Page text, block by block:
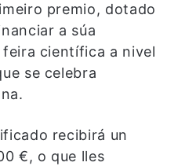
premio, dotado
a súa
científica a nivel
se celebra
recibirá un
€, o que lles